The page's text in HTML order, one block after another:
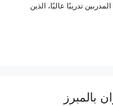
تدريبًا عاليًا، الذين
بالمبرز